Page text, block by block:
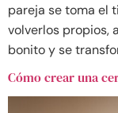
pareja se toma el
volverlos propios,
bonito y se
Cómo crear una